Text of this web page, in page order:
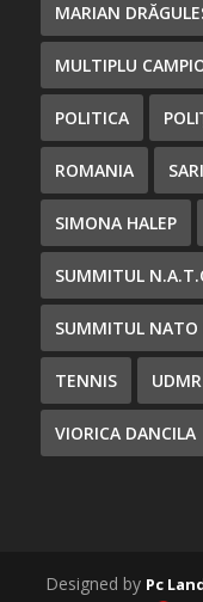
MARIAN
MULTIPLU
POLITICA
ROMANIA
SIMONA HALEP
SUMMITUL
SUMMITUL NATO
TENNIS UDMR
VIORICA DANCILA
Designed by Pc